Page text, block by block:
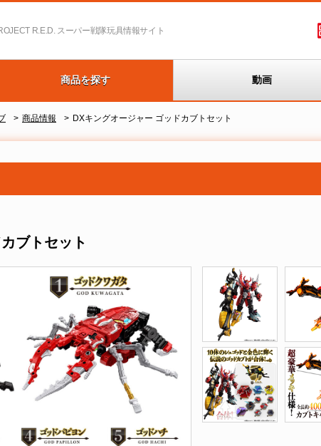
R.E.D. スーパー戦隊玩具情報サイト
商品を探す 動画
商品情報 DXキングオージャー ゴッドカブトセット
ブトセット